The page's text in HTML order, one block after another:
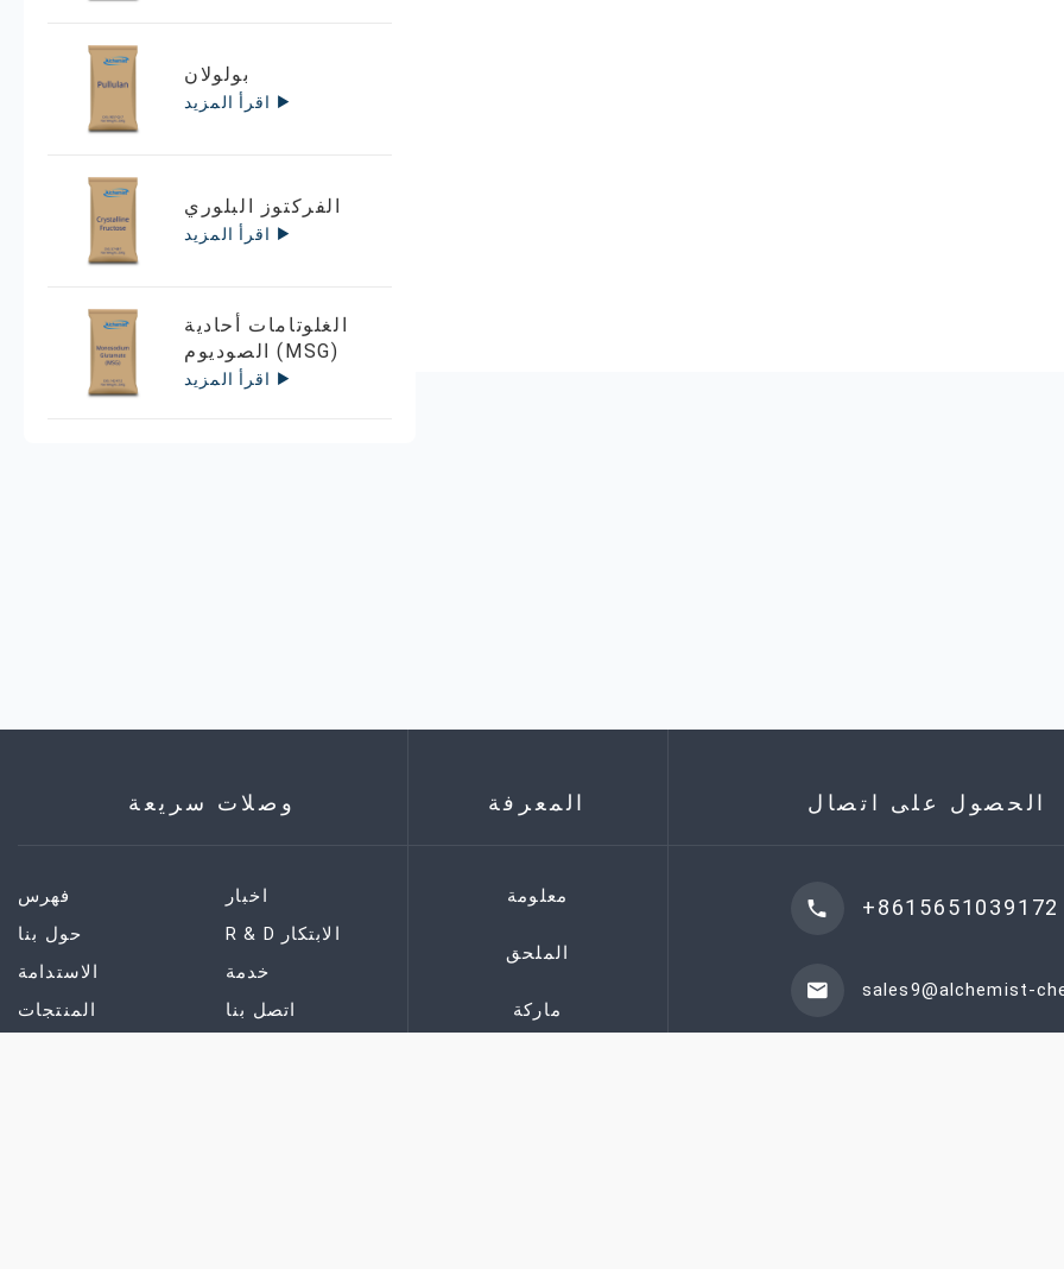
بولولان
اقرأ المزيد
الفركتوز البلوري
اقرأ المزيد
الغلوتامات أحادية
الصوديوم (MSG)
اقرأ المزيد
وصلات سريعة
فهرس
حول بنا
الاستدامة
المنتجات
اخبار
R & D الابتكار
خدمة
اتصل بنا
المعرفة
معلومة
الملحق
ماركة
الحصول على اتصال
+8615651039172
sales9@alchemist-